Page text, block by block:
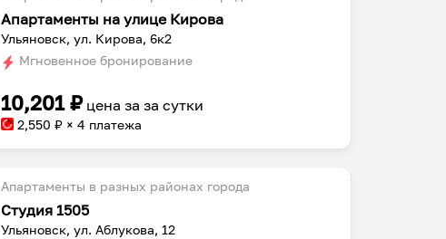
Апартаменты на улице Кирова
Ульяновск, ул. Кирова, 6к2
Мгновенное бронирование
10,201₽ цена заза сутки
2,550 ₽ × 4 платежа
Апартаменты в разных районах города
Студия 1505
Ульяновск, ул. Аблукова, 12